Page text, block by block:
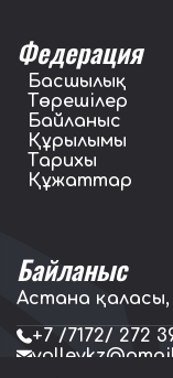
Федерация
Басшылық
Төрешілер
Байланыс
Құрылымы
Тарихы
Құжаттар
Байланыс
Астана қаласы,
+7 /7172/ 272